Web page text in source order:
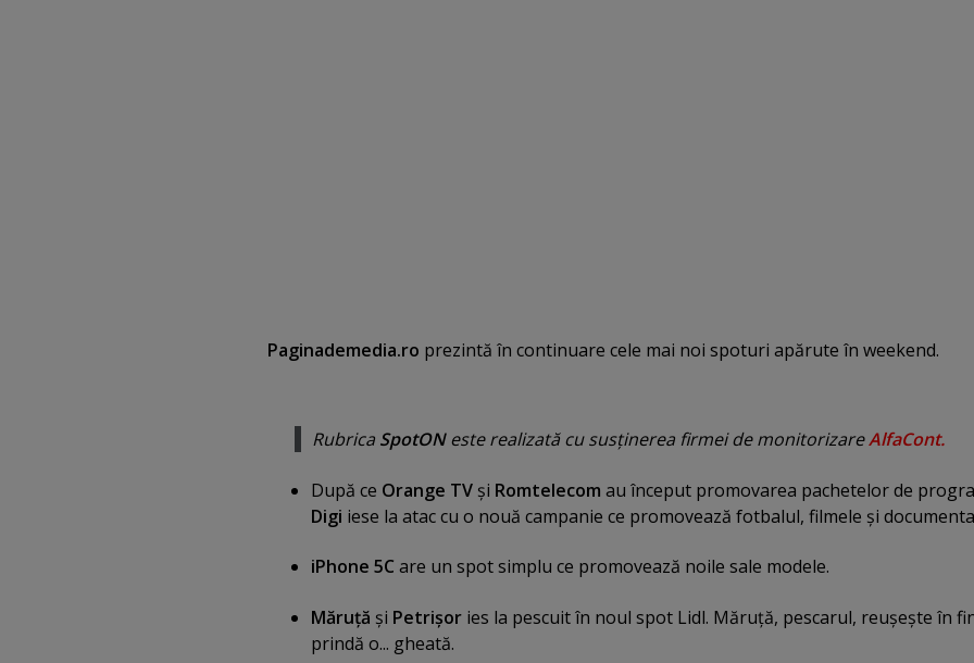
Paginademedia.ro prezintă în continuare cele mai noi spoturi apărute în weekend.
Rubrica SpotONeste realizată cu susţinerea firmei de monitorizareAlfaCont.
După ce Orange TV şi Romtelecom au început promovarea pachetelor de
Digi iese la atac cu o nouă campanie ce promovează fotbalul, filmele şi
iPhone 5C are un spot simplu ce promovează noile sale modele.
Măruţă şi Petrişor ies la pescuit în noul spot Lidl. Măruţă, pescarul, reuşeşte în
prindă o... gheată.